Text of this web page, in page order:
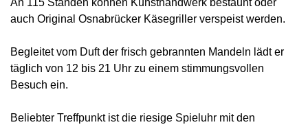
auch Original Osnabrücker Käsegriller verspeist werden.
Begleitet vom Duft der frisch gebrannten Mandeln lädt er
täglich von 12 bis 21 Uhr zu einem stimmungsvollen
Besuch ein.
Beliebter Treffpunkt ist die riesige Spieluhr mit den